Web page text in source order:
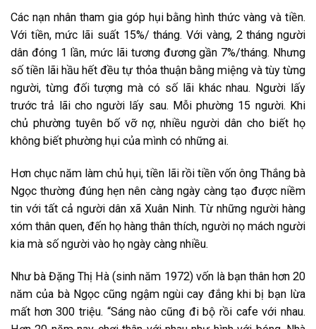
Các nạn nhân tham gia góp hụi bằng hình thức vàng và tiền.
Với tiền, mức lãi suất 15%/ tháng. Với vàng, 2 tháng người
dân đóng 1 lần, mức lãi tương đương gần 7%/tháng. Nhưng
số tiền lãi hầu hết đều tự thỏa thuận bằng miệng và tùy từng
người, từng đối tượng mà có số lãi khác nhau. Người lấy
trước trả lãi cho người lấy sau. Mỗi phường 15 người. Khi
chủ phường tuyên bố vỡ nợ, nhiều người dân cho biết họ
không biết phường hụi của mình có những ai.
Hơn chục năm làm chủ hụi, tiền lãi rồi tiền vốn ông Thắng bà
Ngọc thường đúng hẹn nên càng ngày càng tạo được niềm
tin với tất cả người dân xã Xuân Ninh. Từ những người hàng
xóm thân quen, đến họ hàng thân thích, người nọ mách người
kia mà số người vào họ ngày càng nhiều.
Như bà Đặng Thị Hà (sinh năm 1972) vốn là bạn thân hơn 20
năm của bà Ngọc cũng ngậm ngùi cay đắng khi bị bạn lừa
mất hơn 300 triệu. “Sáng nào cũng đi bộ rồi cafe với nhau.